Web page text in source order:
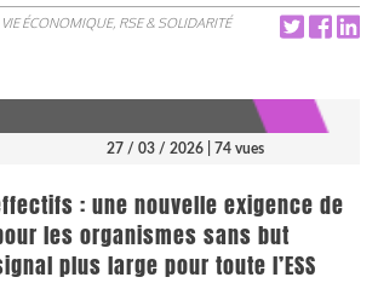
VIE ÉCONOMIQUE, RSE & SOLIDARITÉ
27 / 03 / 2026 | 74 vues
: une nouvelle exigence de
les organismes sans but
plus large pour toute l’ESS